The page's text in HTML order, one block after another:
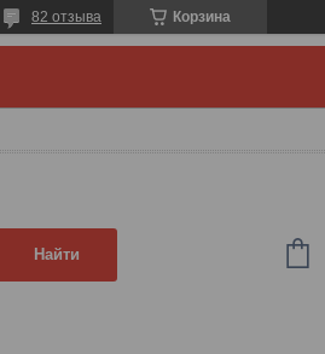
Корзина
82 отзыва
Найти